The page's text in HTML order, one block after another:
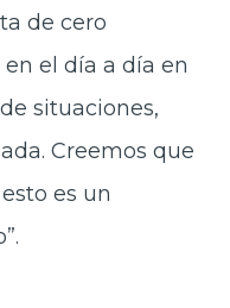
de cero
el día a día en
situaciones,
Creemos que
es un